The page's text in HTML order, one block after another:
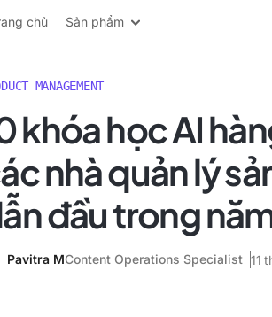
Blog
chủ Sản phẩm
MANAGEMENT
khóa học AI
nhà quản lý
đầu trong
Pavitra MContent Operations Specialist 11